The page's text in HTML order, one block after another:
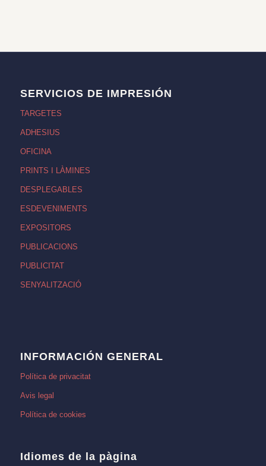
SERVICIOS DE IMPRESIÓN
TARGETES
ADHESIUS
OFICINA
PRINTS I LÀMINES
DESPLEGABLES
ESDEVENIMENTS
EXPOSITORS
PUBLICACIONS
PUBLICITAT
SENYALITZACIÓ
INFORMACIÓN GENERAL
Política de privacitat
Avis legal
Política de cookies
Idiomes de la pàgina